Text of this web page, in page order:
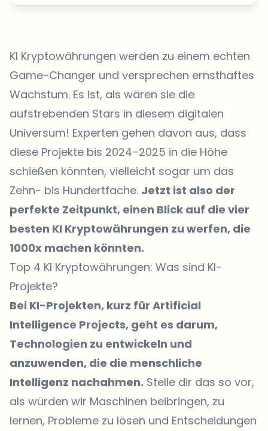
KI Kryptowährungen werden zu einem echten
Game-Changer und versprechen ernsthaftes
Wachstum. Es ist, als wären sie die
aufstrebenden Stars in diesem digitalen
Universum! Experten gehen davon aus, dass
diese Projekte bis 2024–2025 in die Höhe
schießen könnten, vielleicht sogar um das
Zehn- bis Hundertfache. Jetzt ist also der
perfekte Zeitpunkt, einen Blick auf die vier
besten KI Kryptowährungen zu werfen, die
1000x machen könnten.
Top 4 KI Kryptowährungen: Was sind KI-
Projekte?
Bei KI-Projekten, kurz für Artificial
Intelligence Projects, geht es darum,
Technologien zu entwickeln und
anzuwenden, die die menschliche
Intelligenz nachahmen. Stelle dir das so vor,
als würden wir Maschinen beibringen, zu
lernen, Probleme zu lösen und Entscheidungen